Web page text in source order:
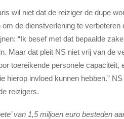
wil niet dat de reiziger de dupe
om de dienstverlening te
“Ik besef met dat bepaalde
Maar dat pleit NS niet vrij van de
toereikende personele capaciteit,
hierop invloed kunnen hebben.”
reizigers.
van 1,5 miljoen euro besteden